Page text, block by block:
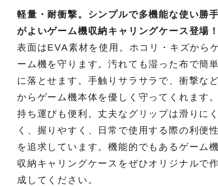
軽量・耐衝撃。シンプルで多機能な使い勝
がよいゲーム機収納キャリングケース登場
表面はEVA素材を使用。ホコリ・キズから
ーム機を守ります。汚れても湿った布で簡
に落とせます。手触りサラサラで、衝撃な
からゲーム機本体を優しく守ってくれます
持ち運びも便利。丈夫なグリップは滑りに
く、握りやすく、日常で使用する際の利便
を追求しています。機能的でもあるゲーム
収納キャリングケースをぜひオリジナルで
成してください。